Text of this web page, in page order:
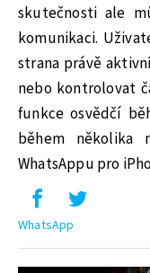
skutečnosti ale
komunikaci.
strana právě
nebo kontrolovat
funkce osvědčí
během
WhatsAppu pro
WhatsApp